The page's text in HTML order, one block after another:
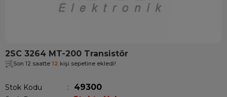
2SC 3264 MT-200 Transistör
Son 12 saatte 12 kişi sepetine ekledi!
Stok Kodu 49300